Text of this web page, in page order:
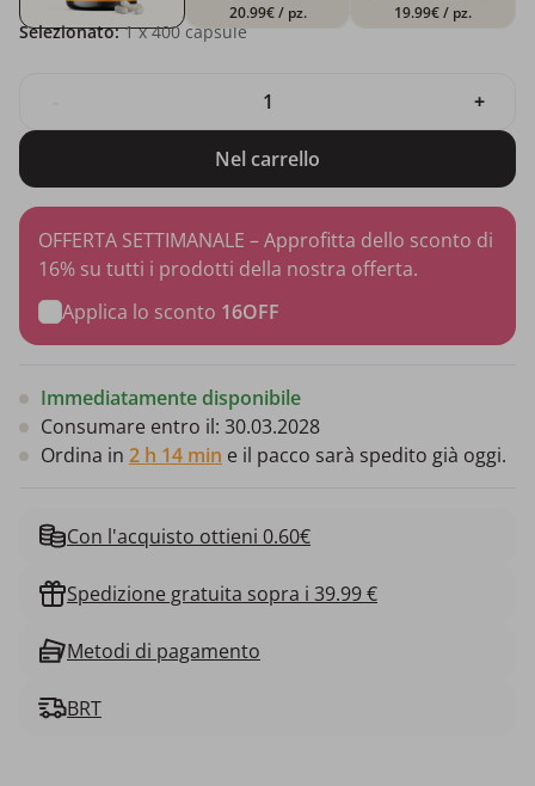
20.99€/ pz. 19.99€/ pz.
Selezionato: 1x 400 capsule
+
Nel carrello
OFFERTA SETTIMANALE – Approfitta dello sconto di
16% su tutti i prodotti della nostra offerta.
Applica lo sconto 16OFF
Immediatamente disponibile
Consumare entro il: 30.03.2028
Ordina in 2 h 14 min e il pacco sarà spedito già oggi.
Con l'acquisto ottieni 0.60€
Spedizione gratuita sopra i 39.99 €
Metodi di pagamento
BRT